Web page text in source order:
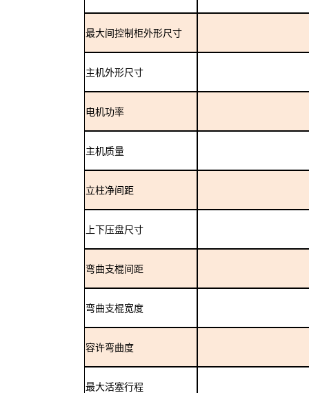
最大间控制柜外形尺寸
主机外形尺寸
电机功率
主机质量
立柱净间距
上下压盘尺寸
弯曲支棍间距
弯曲支棍宽度
容许弯曲度
最大活塞行程